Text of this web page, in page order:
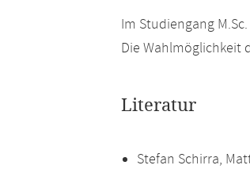
Im Studiengang
Die Wahlmöglichkeit
Literatur
Stefan Schirra,